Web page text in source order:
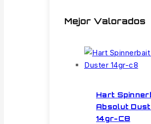
Mejor Valorados
Hart
Absolut
14gr-C8